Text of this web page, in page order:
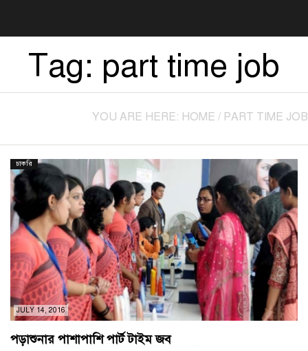
Tag: part time job
YOU ARE HERE: HOME / PART TIME JOB
JULY 14, 2016
চাকরি
পড়াশুনার পাশাপাশি পার্ট টাইম জব